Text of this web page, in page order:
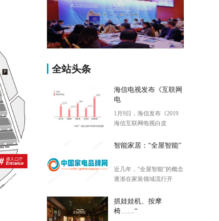
(Las Vegas)永利安可酒店隆重举行。
此次颁奖典礼汇
全站头条
海信电视发布《互联网
电
1月9日，海信发布《2019
海信互联网电视白皮
2019年12月31日，海信互
均在线使用时长长达334分
钟，接近手机使用时
智能家居：“全屋智能”
近几年，“全屋智能”的概念
逐渐在家装领域流行开
智能，是指整体的智能家
居系统，集智能照明、安
抓娃娃机、按摩
椅……“